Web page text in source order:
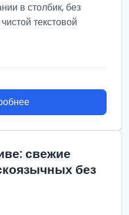
в столбик, без
текстовой
производстве:
свежие
без